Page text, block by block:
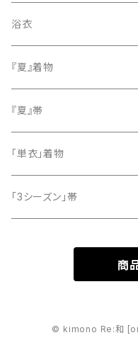
色無地
小紋
留袖
名古屋帯
浴衣
『夏』着物
『夏』帯
「単衣」着物
「3シーズン」帯
商
© kimono Re:和